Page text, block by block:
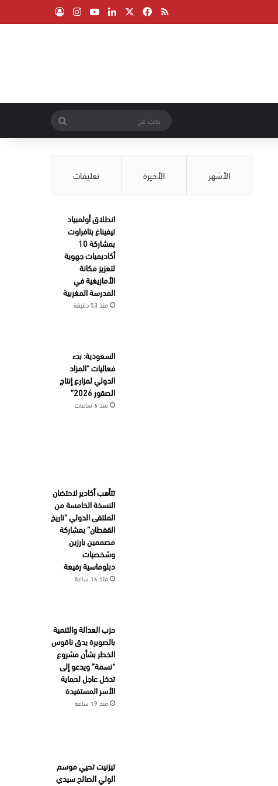
ملخص الموقع RSS
فيسبوك لينكدإن ‫YouTube
انستقرام
عن
الأشهر الأخيرة تعليقات
انطلاق أولمبياد
تيفيناغ بتافراوت
بمشاركة 10
أكاديميات جهوية
لتعزيز مكانة
الأمازيغية في
المدرسة المغربية
منذ 53 دقيقة
السعودية: بدء
فعاليات “المزاد
الدولي لمزارع إنتاج
الصقور 2026”
منذ 6 ساعات
تتأهب أكادير لاحتضان
النسخة الخامسة من
الملتقى الدولي “تاريخ
القفطان” بمشاركة
مصممين بارزين
وشخصيات
دبلوماسية رفيعة
منذ 16 ساعة
حزب العدالة والتنمية
بالصويرة يدق ناقوس
الخطر بشأن مشروع
“نسمة” ويدعو إلى
تدخل عاجل لحماية
الأسر المستفيدة
منذ 19 ساعة
تيزنيت تحيي موسم
الولي الصالح سيدي